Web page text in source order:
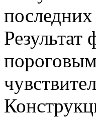
Результат